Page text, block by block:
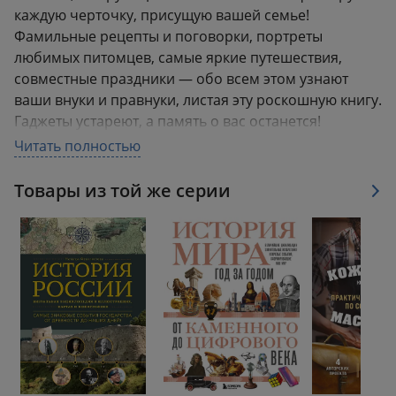
каждую черточку, присущую вашей семье!
Фамильные рецепты и поговорки, портреты
любимых питомцев, самые яркие путешествия,
совместные праздники — обо всем этом узнают
ваши внуки и правнуки, листая эту роскошную книгу.
Гаджеты устареют, а память о вас останется!
Летопись вашего рода будет продолжаться. А это
сохранности на долгие годы.
В этой книге будет жить именно ваша история!
Аннотация
Индивидуальная книга фамильной истории!
Ваша семейная летопись, история вашего рода,
которую будут листать ваши правнуки!
Читать полностью
Товары из той же серии